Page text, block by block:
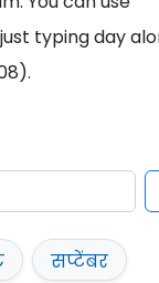
typing day
सप्टेंबर